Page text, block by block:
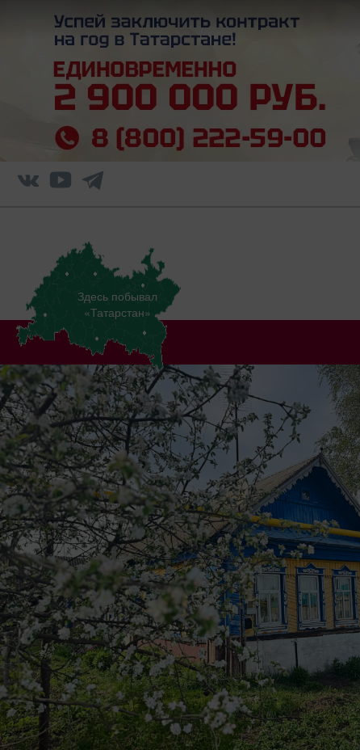
Здесь побывал
«Татарстан»